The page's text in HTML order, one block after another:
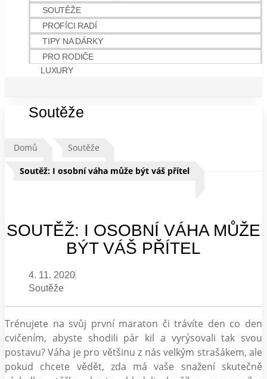
SOUTĚŽE
PROFÍCI RADÍ
TIPY NA DÁRKY
PRO RODIČE
LUXURY
Soutěže
Domů Soutěže
Soutěž: I osobní váha může být váš přítel
SOUTĚŽ: I OSOBNÍ VÁHA MŮŽE
BÝT VÁŠ PŘÍTEL
4. 11. 2020
Soutěže
Trénujete na svůj první maraton či trávíte den co den
cvičením, abyste shodili pár kil a vyrýsovali tak svou
postavu? Váha je pro většinu z nás velkým strašákem, ale
pokud chcete vědět, zda má vaše snažení skutečně